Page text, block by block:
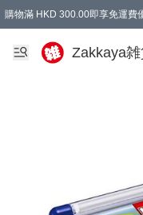
購物滿 HKD 300.00即享免運費
Zakkaya